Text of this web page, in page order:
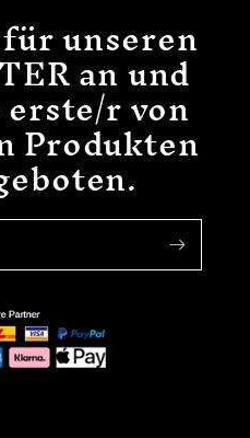
unseren
an und
r von
Produkten